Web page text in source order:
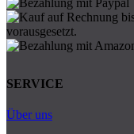
SERVICE
Über uns